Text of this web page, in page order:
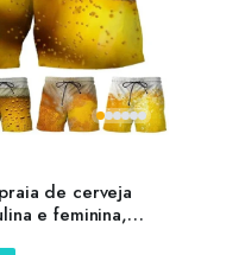
de cerveja
e feminina,